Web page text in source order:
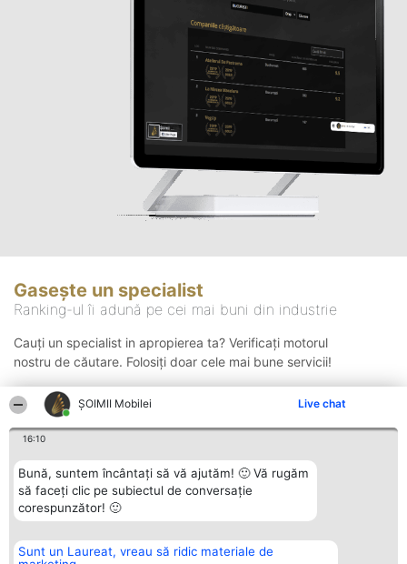
ȘOIMII Mobilei Live chat
16:10
Bună, suntem încântați să vă ajutăm! 🙂 Vă rugăm
să faceți clic pe subiectul de conversație
corespunzător! 🙂
Sunt un Laureat, vreau să ridic materiale de
Gasește un specialist
Ranking-ul îi adună pe cei mai buni din industrie
Cauți un specialist in apropierea ta? Verificați motorul
nostru de căutare. Folosiți doar cele mai bune servicii!
Organizator Ranking Plebiscyt Contact